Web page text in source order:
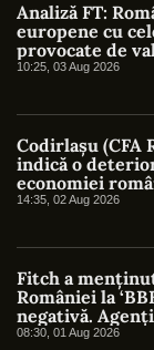
Analiză FT:
europene cu
provocate de
Costurile reale
10:25, 03 Aug 2026
Codirlașu (CFA
indică o
economiei
14:35, 02 Aug 2026
Fitch a
României la
negativă.
riscurilor
08:30, 01 Aug 2026